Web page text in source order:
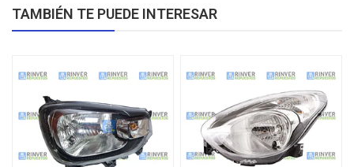
TAMBIÉN TE PUEDE INTERESAR